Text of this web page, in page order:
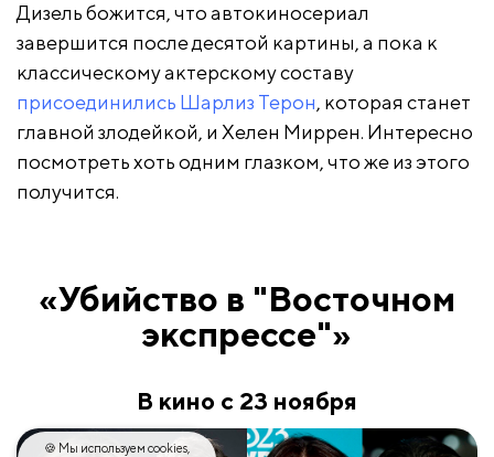
Дизель божится, что автокиносериал
завершится после десятой картины, а пока к
классическому актерскому составу
присоединились Шарлиз Терон, которая станет
главной злодейкой, и Хелен Миррен. Интересно
посмотреть хоть одним глазком, что же из этого
получится.
«Убийство в "Восточном
экспрессе"»
В кино с 23 ноября
🍪 Мы используем cookies,